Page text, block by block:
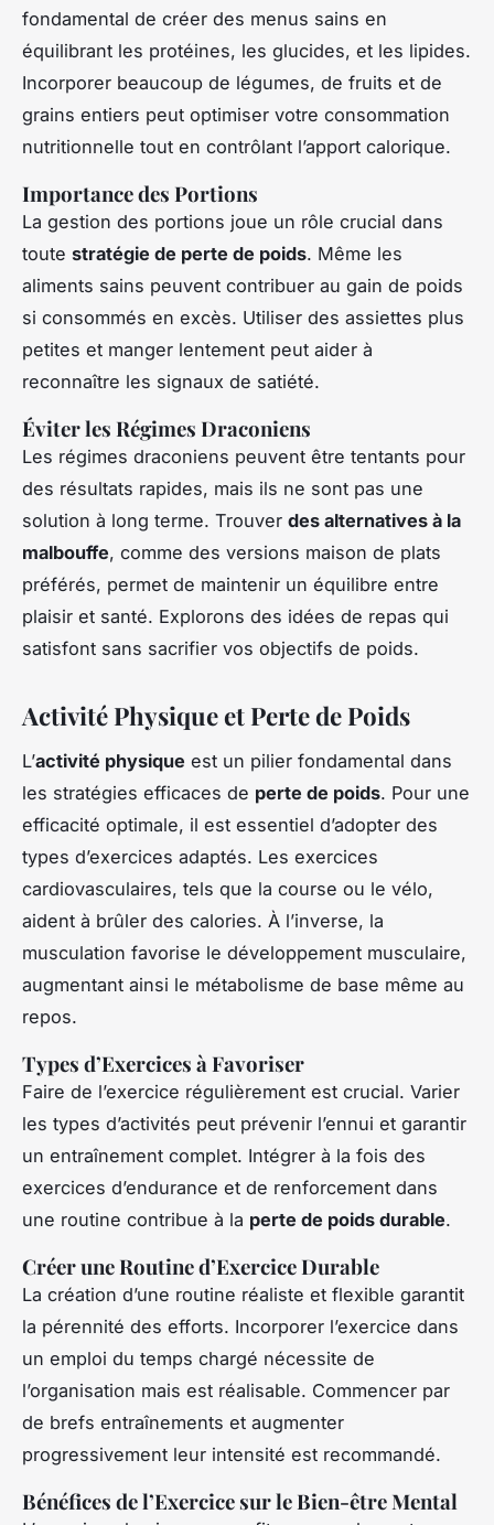
fondamental de créer des menus sains en
équilibrant les protéines, les glucides, et les lipides.
Incorporer beaucoup de légumes, de fruits et de
grains entiers peut optimiser votre consommation
nutritionnelle tout en contrôlant l’apport calorique.
Importance des Portions
La gestion des portions joue un rôle crucial dans
toute stratégie de perte de poids. Même les
aliments sains peuvent contribuer au gain de poids
si consommés en excès. Utiliser des assiettes plus
petites et manger lentement peut aider à
reconnaître les signaux de satiété.
Éviter les Régimes Draconiens
Les régimes draconiens peuvent être tentants pour
des résultats rapides, mais ils ne sont pas une
solution à long terme. Trouver des alternatives à la
malbouffe, comme des versions maison de plats
préférés, permet de maintenir un équilibre entre
plaisir et santé. Explorons des idées de repas qui
satisfont sans sacrifier vos objectifs de poids.
Activité Physique et Perte de Poids
L’activité physique est un pilier fondamental dans
les stratégies efficaces de perte de poids. Pour une
efficacité optimale, il est essentiel d’adopter des
types d’exercices adaptés. Les exercices
cardiovasculaires, tels que la course ou le vélo,
aident à brûler des calories. À l’inverse, la
musculation favorise le développement musculaire,
augmentant ainsi le métabolisme de base même au
repos.
Types d’Exercices à Favoriser
Faire de l’exercice régulièrement est crucial. Varier
les types d’activités peut prévenir l’ennui et garantir
un entraînement complet. Intégrer à la fois des
exercices d’endurance et de renforcement dans
une routine contribue à la perte de poids durable.
Créer une Routine d’Exercice Durable
La création d’une routine réaliste et flexible garantit
la pérennité des efforts. Incorporer l’exercice dans
un emploi du temps chargé nécessite de
l’organisation mais est réalisable. Commencer par
de brefs entraînements et augmenter
progressivement leur intensité est recommandé.
Bénéfices de l’Exercice sur le Bien-être Mental